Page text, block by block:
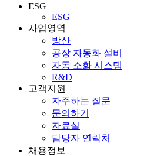
ESG
ESG
사업영역
방산
공장 자동화 설비
자동 소화 시스템
R&D
고객지원
자주하는 질문
문의하기
자료실
담당자 연락처
채용정보